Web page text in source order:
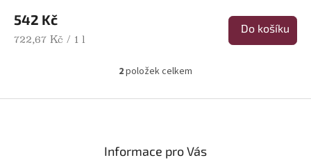
542 Kč
Měrná cena:
722,67 Kč / 1 l
Do košíku
Ovládací prvky výpisu
2položek celkem
Informace pro Vás